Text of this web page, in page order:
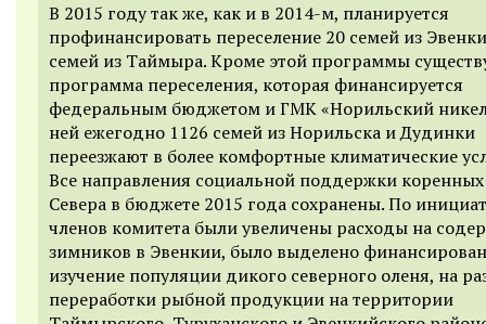
В 2015 году так же, как и в 2014-м, планируется
профинансировать переселение 20 семей из
семей из Таймыра. Кроме этой программы
программа переселения, которая финансируется
федеральным бюджетом и ГМК «Норильский
ней ежегодно 1126 семей из Норильска и Дудинки
переезжают в более комфортные климатические
Все направления социальной поддержки
Севера в бюджете 2015 года сохранены. По
членов комитета были увеличены расходы на
зимников в Эвенкии, было выделено
изучение популяции дикого северного оленя, на
переработки рыбной продукции на территории